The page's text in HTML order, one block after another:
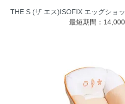
THE S (ザ エス)ISOFIX エッグショ
最短期間：